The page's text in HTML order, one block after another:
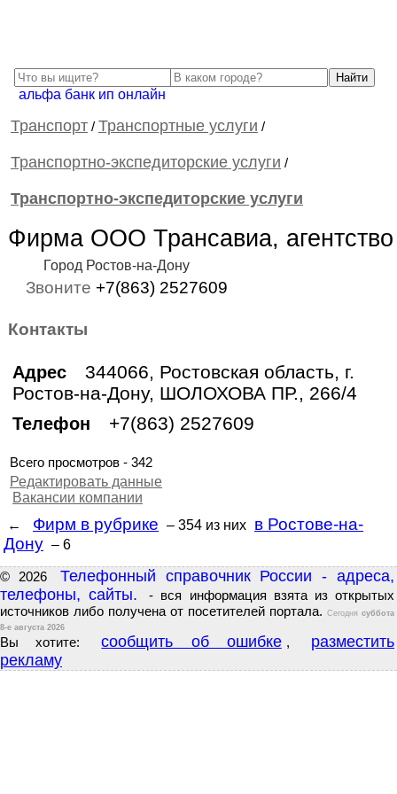
альфа банк ип онлайн
Транспорт / Транспортные услуги /
Транспортно-экспедиторские услуги /
Транспортно-экспедиторские услуги
Фирма ООО Трансавиа, агентство
Город Ростов-на-Дону
Звоните +7(863) 2527609
Контакты
Адрес
344066, Ростовская область, г.
Ростов-на-Дону, ШОЛОХОВА ПР., 266/4
Телефон +7(863) 2527609
Всего просмотров - 342
Редактировать данные
Вакансии компании
←
Фирм в рубрике – 354 из них в Ростове-на-
Дону – 6
© 2026
Телефонный справочник России - адреса,
телефоны, сайты.
- вся информация взята из открытых
источников либо получена от посетителей портала. Сегодня суббота
8-е августа 2026
Вы хотите: сообщить об ошибке ,
разместить
рекламу